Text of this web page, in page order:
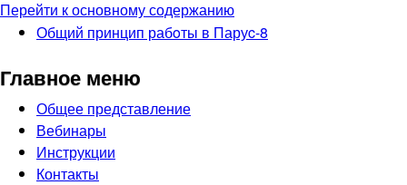
Перейти к основному содержанию
Общий принцип рабoты в Паруc-8
Главное меню
Общее представление
Вебинары
Инструкции
Контакты